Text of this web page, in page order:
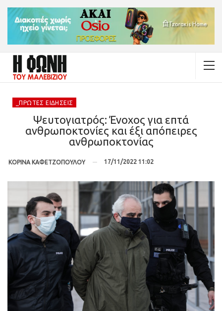
_ΠΡΏΤΕΣ ΕΙΔΉΣΕΙΣ
Ψευτογιατρός: Ένοχος για επτά
ανθρωποκτονίες και έξι απόπειρες
ανθρωποκτονίας
ΚΟΡΙΝΑ ΚΑΦΕΤΖΟΠΟΥΛΟΥ 17/11/2022 11:02